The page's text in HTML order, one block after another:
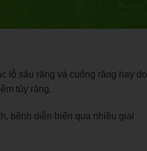
lỗ sâu răng và cuống răng hay do
tủy răng.
bệnh diễn biến qua nhiều giai